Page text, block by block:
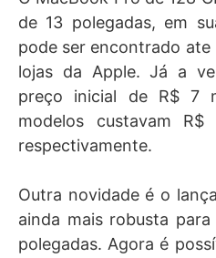
de 13 polegadas, em
pode ser encontrado ate
lojas da Apple. Já a
preço inicial de R$ 7
modelos custavam
respectivamente.
Outra novidade é o
ainda mais robusta
polegadas. Agora é